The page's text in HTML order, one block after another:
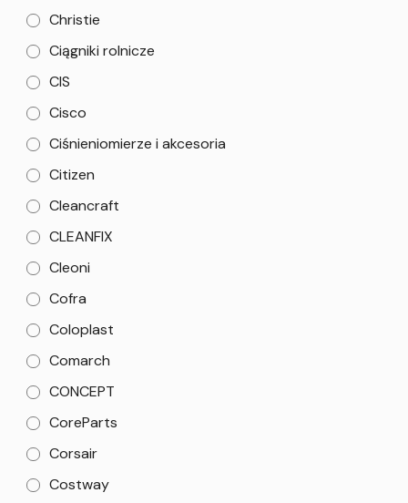
Christie
Ciągniki rolnicze
CIS
Cisco
Ciśnieniomierze i akcesoria
Citizen
Cleancraft
CLEANFIX
Cleoni
Cofra
Coloplast
Comarch
CONCEPT
CoreParts
Corsair
Costway